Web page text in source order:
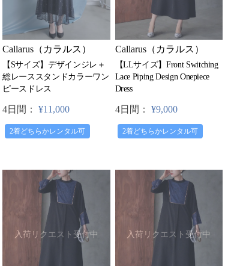
Callarus（カラルス）
【Sサイズ】デザインジレ＋
総レーススタンドカラーワン
ピースドレス
4日間： ¥11,000
2着どちらかレンタル可
Callarus（カラルス）
【LLサイズ】Front Switching
Lace Piping Design Onepiece
Dress
4日間： ¥9,000
2着どちらかレンタル可
入荷リクエスト受付中 入荷リクエスト受付中